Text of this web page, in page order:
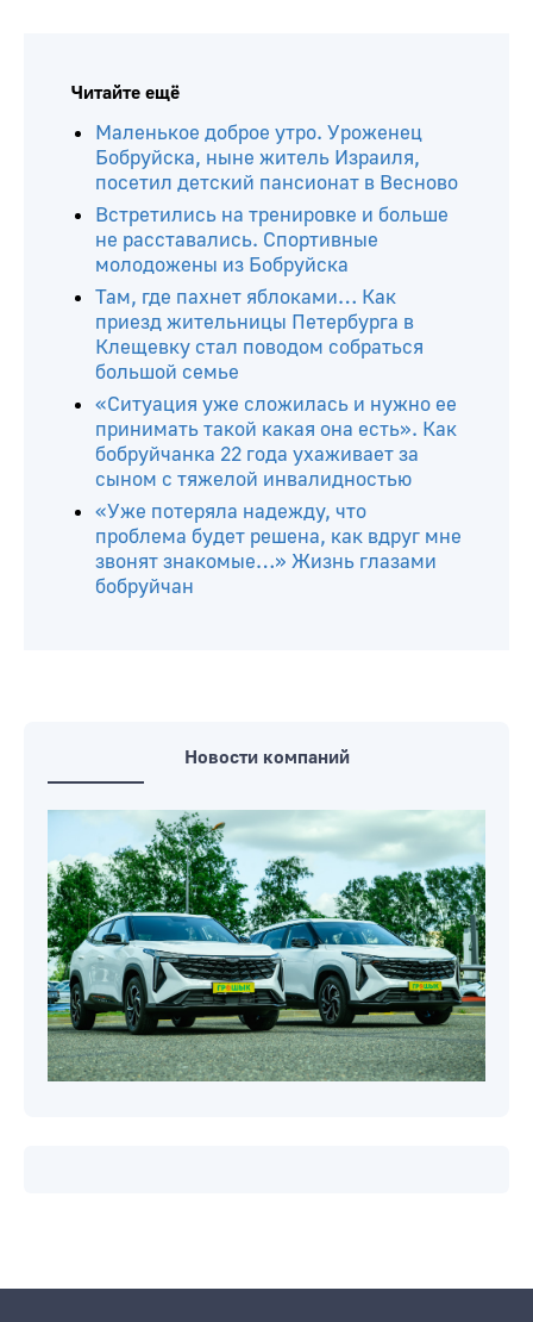
Читайте ещё
Маленькое доброе утро. Уроженец
Бобруйска, ныне житель Израиля,
посетил детский пансионат в Весново
Встретились на тренировке и больше
не расставались. Спортивные
молодожены из Бобруйска
Там, где пахнет яблоками… Как
приезд жительницы Петербурга в
Клещевку стал поводом собраться
большой семье
«Ситуация уже сложилась и нужно ее
принимать такой какая она есть». Как
бобруйчанка 22 года ухаживает за
сыном с тяжелой инвалидностью
«Уже потеряла надежду, что
проблема будет решена, как вдруг мне
звонят знакомые…» Жизнь глазами
бобруйчан
Новости компаний